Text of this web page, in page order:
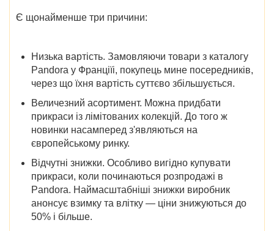
Є щонайменше три причини:
Низька вартість. Замовляючи товари з каталогу
Pandora у Франціїі, покупець мине посередників,
через що їхня вартість суттєво збільшується.
Величезний асортимент. Можна придбати
прикраси із лімітованих колекцій. До того ж
новинки насамперед з'являються на
європейському ринку.
Відчутні знижки. Особливо вигідно купувати
прикраси, коли починаються розпродажі в
Pandora. Наймасштабніші знижки виробник
анонсує взимку та влітку — ціни знижуються до
50% і більше.